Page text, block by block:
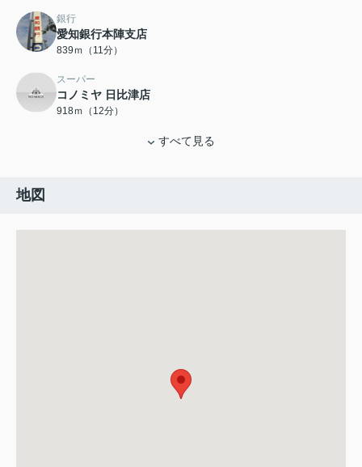
銀行
愛知銀行本陣支店
839ｍ（11分）
スーパー
コノミヤ 日比津店
918ｍ（12分）
すべて見る
地図